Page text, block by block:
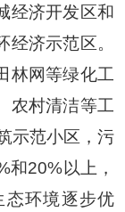
经济开发区和
济示范区。
林网等绿化工
农村清洁等工
示范小区，污
和20%以上，
态环境逐步优